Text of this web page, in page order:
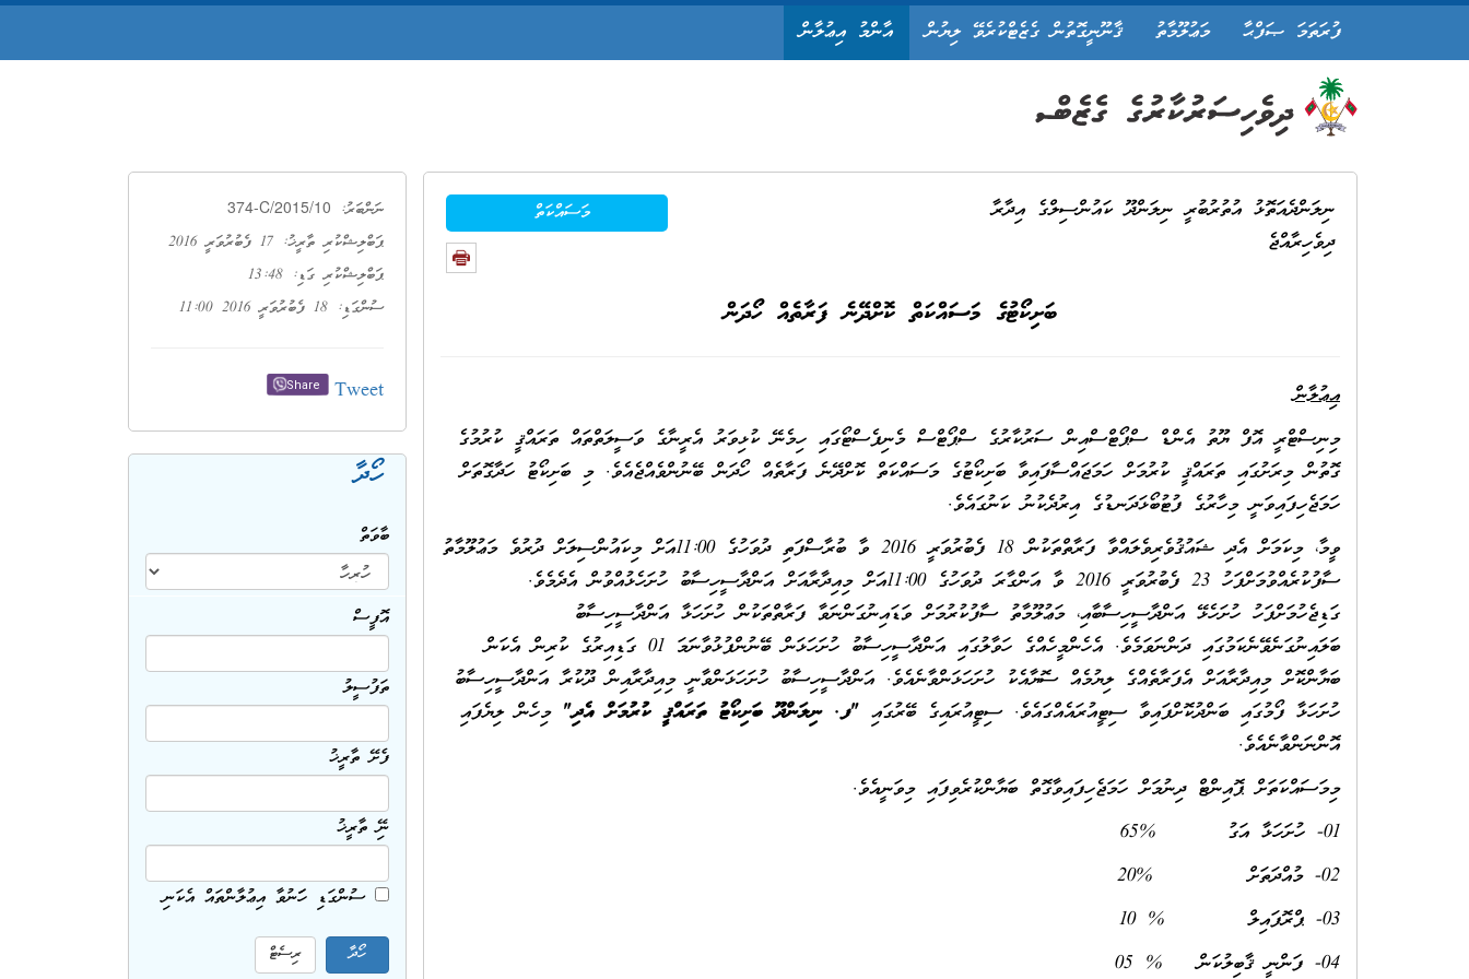
ފުރަތަމަ ޞަފްޙާ މަޢުލޫމާތު ޤާނޫނީގޮތުން ގެޒެޓްކުރެވޭ ލިޔުން އާންމު އިޢުލާން
މަސައްކަތް
ނިލަންދެއަތޮޅު އުތުރުބުރީ ނިލަންދޫ ކައުންސިލްގެ އިދާރާ
ދިވެހިރާއްޖެ
ބަށިކޯޓުގެ މަސައްކަތް ކޮށްދޭނެ ފަރާތެއް ހޯދަން
އިޢުލާން
މިނިސްޓްރީ އޮފް ޔޫތު އެންޑް ސްޕޯޓްސްއިން ސަރުކާރުގެ ސްޕޯޓްސް މެނިފެސްޓޯގައި ހިމެނޭ ކުޅިވަރު އެރީނާގެ ވަސީލަތްތައް ތަރައްޤީ ކުރުމުގެ
ގޮތުން މިރަށުގައި ތަރައްޤީ ކުރުމަށް ހަމަޖައްސާފައިވާ ބަށިކޯޓުގެ މަސައްކަތް ކޮށްދޭނެ ފަރާތެއް ހޯދަން ބޭނުންވެއްޖެއެވެ. މި ބަށިކޯޓު ހަދާގޮތަށް
ހަމަޖެހިފައިވަނީ މިހާރުގެ ފުޓުބޯޅަދަނޑުގެ އިރުދެކުނު ކަނުގައެވެ.
ވީމާ، މިކަމަށް އެދި ޝައުޤުވެރިވެލައްވާ ފަރާތްތަކުން 18 ފެބުރުވަރީ 2016 ވާ ބުރާސްފަތި ދުވަހުގެ 11:00އަށް މިކައުންސިލަށް ދުރުވެ މަޢުލޫމާތު
ސާފުކުރެއްވުމަށްފަހު 23 ފެބުރުވަރީ 2016 ވާ އަންގާރަ ދުވަހުގެ 11:00އަށް މިއިދާރާއަށް އަންދާސީހިސާބު ހުށަހެޅުއްވުން އެދެމެވެ.
ގަޑިޖެހުމަށްފަހު ހުށަހެޅޭ އަންދާސީހިސާބާއި، މަޢުލޫމާތު ސާފުކުރުމަށް ވަޑައިނުގަންނަވާ ފަރާތްތަކުން ހުށަހަޅާ އަންދާސީހިސާބު
ބަލައިނުގަނެވޭނެކަމުގައި ދަންނަވަމެވެ. އެހެންމީހެއްގެ ހަވާލުގައި އަންދާސީހިސާބު ހުށަހަޅަން ބޭނުންފުޅުވާނަމަ 01 ގަޑިއިރުގެ ކުރިން އެކަން
ބަޔާންކޮށް މިއިދާރާއަށް އެފަރާތެއްގެ ލިޔުމެއް ސޮޔާއެކު ހުށަހަޅަންވާނެއެވެ. އަންދާސީހިސާބު ހުށަހަޅަންވާނީ މިއިދާރާއިން ދޫކުރާ އަންދާސީހިސާބު
ހުށަހަޅާ ފޯމުގައި ބަންދުކޮށްފައިވާ ސިޓީއުރައެއްގައެވެ. ސިޓީއުރައިގެ ބޭރުގައި "ފ. ނިލަންދޫ ބަށިކޯޓު ތަރައްޤީ ކުރުމަށް އެދި"މިހެން ލިޔެފައި
އޮންނަންވާނެއެވެ.
މިމަސައްކަތަށް ޕޮއިންޓް ދިނުމަށް ހަމަޖެހިފައިވާގޮތް ބަޔާންކުރެވިފައި މިވަނީއެވެ.
01- ހުށަހަޅާ އަގު %65
02- މުއްދަތަށް %20
03- ޕްރޮފައިލް % 10
04- ފަންނީ ޤާބިލުކަން % 05
ނަންބަރު: 374-C/2015/10
ޕަބްލިޝްކުރި ތާރީޚު: 17 ފެބުރުވަރީ 2016
ޕަބްލިޝްކުރި ގަޑި: 13:48
ސުންގަޑި: 18 ފެބުރުވަރީ 2016 11:00
Tweet
Share
ހޯދާ
ބާވަތް
އޮފީސް
ތަފުސީލު
ފެށޭ ތާރީޚު
ނިމޭ ތާރީޚު
ސުންގަޑި ހަމަނުވާ އިޢުލާންތައް އެކަނި